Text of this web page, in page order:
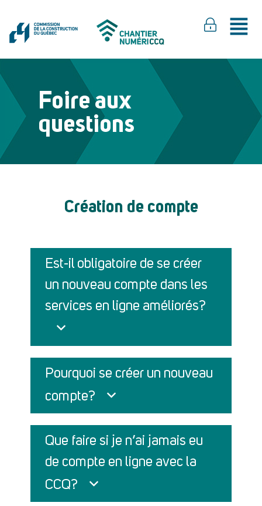
Foire aux
questions
Création de compte
Est-il obligatoire de se créer
un nouveau compte dans les
services en ligne améliorés?
Pourquoi se créer un nouveau
compte?
Que faire si je n’ai jamais eu
de compte en ligne avec la
CCQ?